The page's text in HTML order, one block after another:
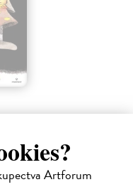
Artforum
len o ulicu ďalej.
túžby po šťastí i